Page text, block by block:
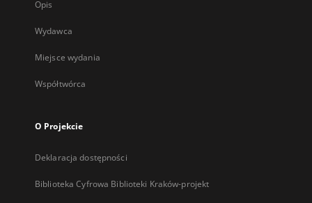
Opis
Wydawca
Miejsce wydania
Współtwórca
O Projekcie
Deklaracja dostępności
Biblioteka Cyfrowa Biblioteki Kraków-projekt